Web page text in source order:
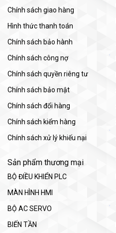
Chính sách giao hàng
Hình thức thanh toán
Chính sách bảo hành
Chính sách công nợ
Chính sách quyền riêng tư
Chính sách bảo mật
Chính sách đổi hàng
Chính sách kiểm hàng
Chính sách xử lý khiếu nại
Sản phẩm thương mại
BỘ ĐIỀU KHIỂN PLC
MÀN HÌNH HMI
BỘ AC SERVO
BIẾN TẦN